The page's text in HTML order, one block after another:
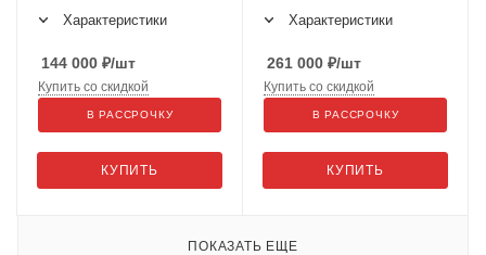
Характеристики
144 000 ₽/шт
КУПИТЬ
Купить со скидкой
В РАССРОЧКУ
шланг 5м.
Характеристики
261 000 ₽/шт
КУПИТЬ
Купить со скидкой
В РАССРОЧКУ
ПОКАЗАТЬ ЕЩЕ